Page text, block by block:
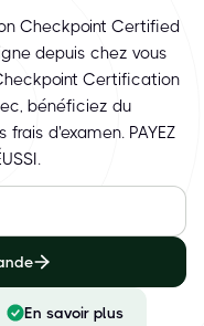
Checkpoint Certified
depuis chez vous
Certification
bénéficiez du
d'examen. PAYEZ
En savoir plus